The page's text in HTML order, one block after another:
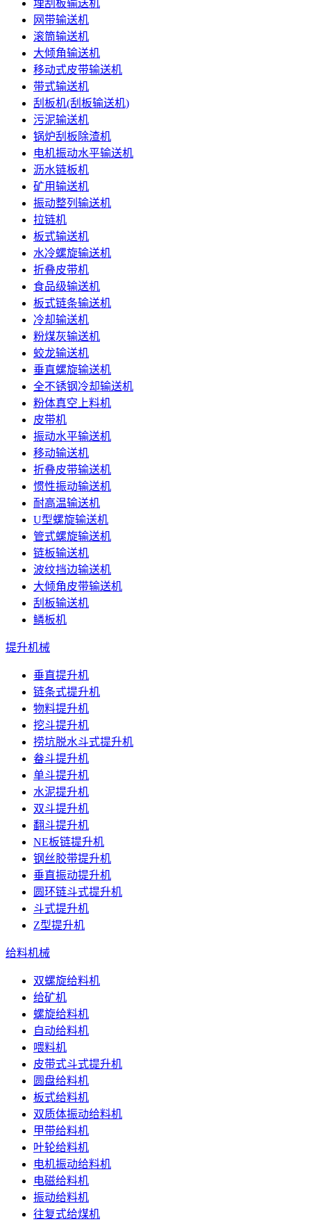
埋刮板输送机
网带输送机
滚筒输送机
大倾角输送机
移动式皮带输送机
带式输送机
刮板机(刮板输送机)
污泥输送机
锅炉刮板除渣机
电机振动水平输送机
沥水链板机
矿用输送机
振动整列输送机
拉链机
板式输送机
水冷螺旋输送机
折叠皮带机
食品级输送机
板式链条输送机
冷却输送机
粉煤灰输送机
蛟龙输送机
垂直螺旋输送机
全不锈钢冷却输送机
粉体真空上料机
皮带机
振动水平输送机
移动输送机
折叠皮带输送机
惯性振动输送机
耐高温输送机
U型螺旋输送机
管式螺旋输送机
链板输送机
波纹挡边输送机
大倾角皮带输送机
刮板输送机
鳞板机
提升机械
垂直提升机
链条式提升机
物料提升机
挖斗提升机
捞坑脱水斗式提升机
畚斗提升机
单斗提升机
水泥提升机
双斗提升机
翻斗提升机
NE板链提升机
钢丝胶带提升机
垂直振动提升机
圆环链斗式提升机
斗式提升机
Z型提升机
给料机械
双螺旋给料机
给矿机
螺旋给料机
自动给料机
喂料机
皮带式斗式提升机
圆盘给料机
板式给料机
双质体振动给料机
甲带给料机
叶轮给料机
电机振动给料机
电磁给料机
振动给料机
往复式给煤机